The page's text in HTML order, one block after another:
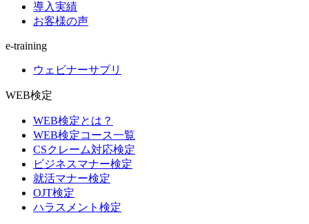
導入実績
お客様の声
e-training
ウェビナーサプリ
WEB検定
WEB検定とは？
WEB検定コース一覧
CSクレーム対応検定
ビジネスマナー検定
就活マナー検定
OJT検定
ハラスメント検定